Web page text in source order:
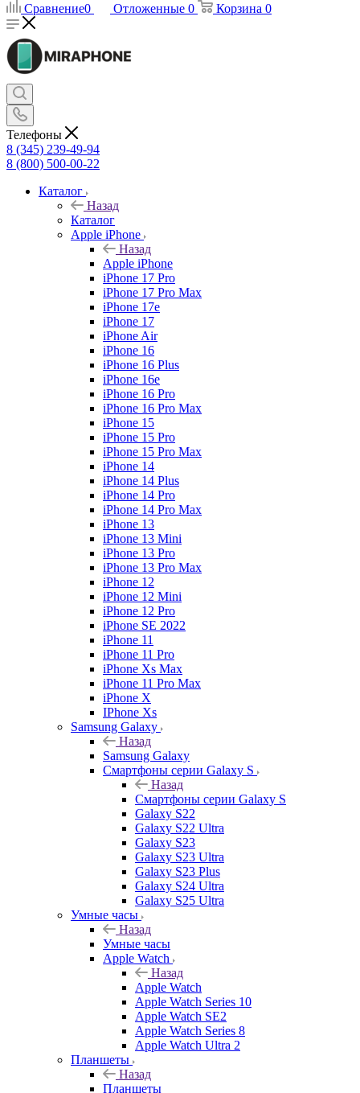
Сравнение0 Отложенные 0 Корзина 0
Телефоны
8 (345) 239-49-94
8 (800) 500-00-22
Каталог
Назад
Каталог
Apple iPhone
Назад
Apple iPhone
iPhone 17 Pro
iPhone 17 Pro Max
iPhone 17e
iPhone 17
iPhone Air
iPhone 16
iPhone 16 Plus
iPhone 16e
iPhone 16 Pro
iPhone 16 Pro Max
iPhone 15
iPhone 15 Pro
iPhone 15 Pro Max
iPhone 14
iPhone 14 Plus
iPhone 14 Pro
iPhone 14 Pro Max
iPhone 13
iPhone 13 Mini
iPhone 13 Pro
iPhone 13 Pro Max
iPhone 12
iPhone 12 Mini
iPhone 12 Pro
iPhone SE 2022
iPhone 11
iPhone 11 Pro
iPhone Xs Max
iPhone 11 Pro Max
iPhone X
IPhone Xs
Samsung Galaxy
Назад
Samsung Galaxy
Смартфоны серии Galaxy S
Назад
Смартфоны серии Galaxy S
Galaxy S22
Galaxy S22 Ultra
Galaxy S23
Galaxy S23 Ultra
Galaxy S23 Plus
Galaxy S24 Ultra
Galaxy S25 Ultra
Умные часы
Назад
Умные часы
Apple Watch
Назад
Apple Watch
Apple Watch Series 10
Apple Watch SE2
Apple Watch Series 8
Apple Watch Ultra 2
Планшеты
Назад
Планшеты